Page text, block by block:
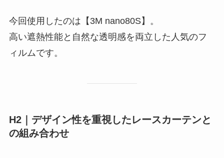
今回使用したのは【3M nano80S】。
高い遮熱性能と自然な透明感を両立した人気のフ
ィルムです。
H2｜デザイン性を重視したレースカーテンと
の組み合わせ